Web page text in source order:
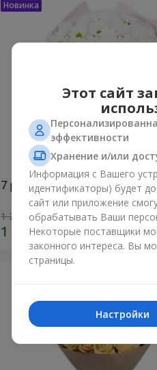
7 ромашковых хризантем
1 293 грн
Этот сайт
эффективности
Хранение и/или
Информация с Вашего
идентификаторы) будет
сайт или приложение
обрабатывать Ваши
Некоторые поставщики
законного интереса. Вы
страницы.
Настройки